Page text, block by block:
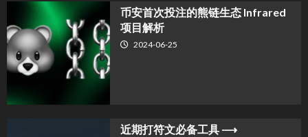
币安首次投注的熊链生态 Infrared
项目解析
2024-06-25
近期打符文必备工具 ⟶